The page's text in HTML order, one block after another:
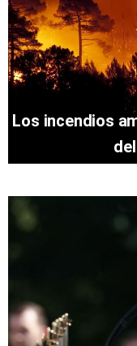
Los incendios